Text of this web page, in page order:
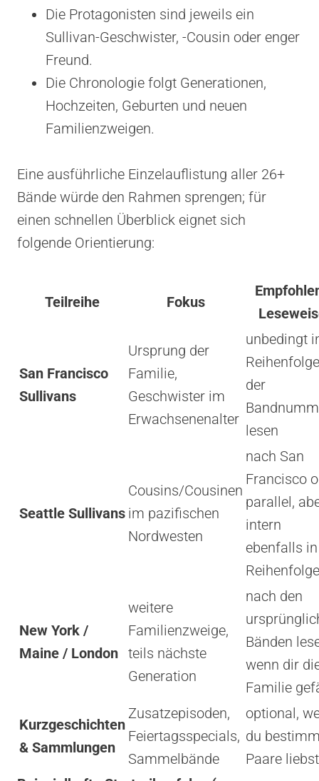
Die Protagonisten sind jeweils ein
Sullivan-Geschwister, -Cousin oder enger
Freund.
Die Chronologie folgt Generationen,
Hochzeiten, Geburten und neuen
Familienzweigen.
Eine ausführliche Einzelauflistung aller 26+
Bände würde den Rahmen sprengen; für
einen schnellen Überblick eignet sich
folgende Orientierung:
Teilreihe Fokus
San Francisco
Sullivans
Ursprung der
Familie,
Geschwister im
Erwachsenenalter
unbedingt
Reihenfolge
der
lesen
Seattle Sullivans
Cousins/Cousinen
im pazifischen
Nordwesten
nach San
Francisco
parallel,
intern
ebenfalls in
Reihenfolge
New York /
Maine / London
weitere
Familienzweige,
teils nächste
Generation
nach den
Bänden
wenn dir
Familie
Kurzgeschichten
& Sammlungen
Zusatzepisoden,
Feiertagsspecials,
Sammelbände
optional,
du
Paare liebst